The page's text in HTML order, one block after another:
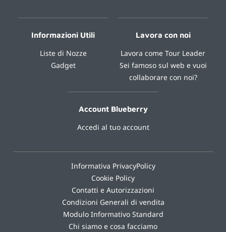
Informazioni Utili
Liste di Nozze
Gadget
Lavora con noi
Lavora come Tour Leader
Sei famoso sul web e vuoi
collaborare con noi?
Account Blueberry
Accedi al tuo account
Informativa PrivacyPolicy
Cookie Policy
Contatti e Autorizzazioni
Condizioni Generali di vendita
Modulo Informativo Standard
Chi siamo e cosa facciamo